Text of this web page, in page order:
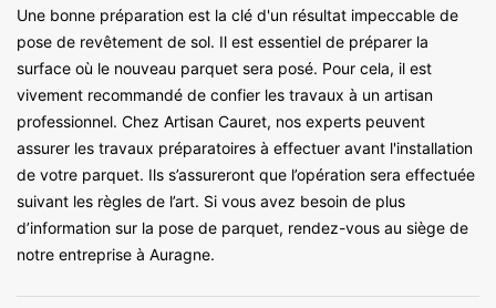
Une bonne préparation est la clé d'un résultat impeccable de
pose de revêtement de sol. Il est essentiel de préparer la
surface où le nouveau parquet sera posé. Pour cela, il est
vivement recommandé de confier les travaux à un artisan
professionnel. Chez Artisan Cauret, nos experts peuvent
assurer les travaux préparatoires à effectuer avant l'installation
de votre parquet. Ils s’assureront que l’opération sera effectuée
suivant les règles de l’art. Si vous avez besoin de plus
d’information sur la pose de parquet, rendez-vous au siège de
notre entreprise à Auragne.